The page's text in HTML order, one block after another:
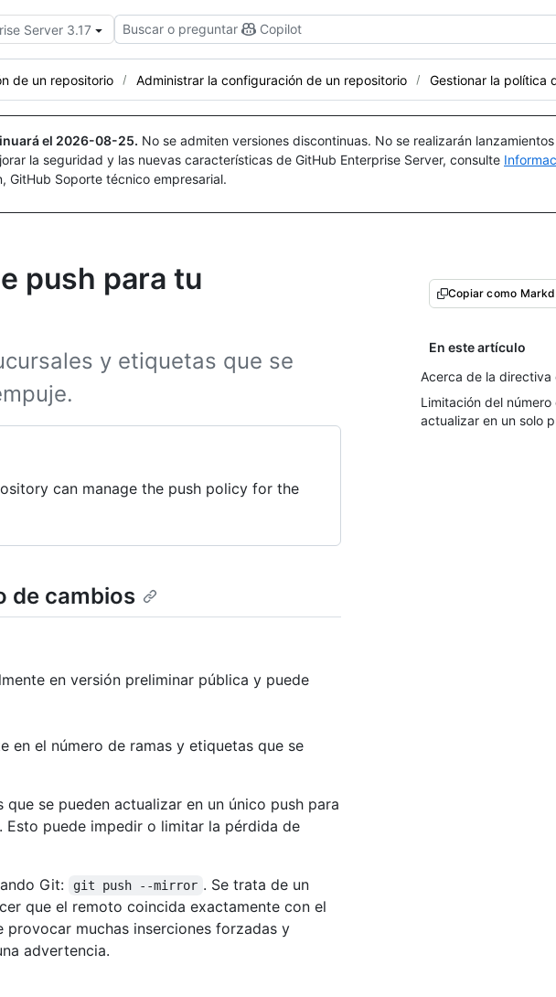
Server 3.17 Buscar o preguntar Copilot
de un repositorio Administrar la configuración de un repositorio Gestionar la política
el 2026-08-25. No se admiten versiones discontinuas. No se realizarán
la seguridad y las nuevas características de GitHub Enterprise Server, consulte
GitHub Soporte técnico empresarial.
push para tu
y etiquetas que se
can manage the push policy for the
Copiar como
En este artículo
Acerca de la
Limitación del
actualizar en un solo
de cambios
en versión preliminar pública y puede
en el número de ramas y etiquetas que se
se pueden actualizar en un único push para
puede impedir o limitar la pérdida de
Git:
git push --mirror . Se trata de un
que el remoto coincida exactamente con el
muchas inserciones forzadas y
advertencia.